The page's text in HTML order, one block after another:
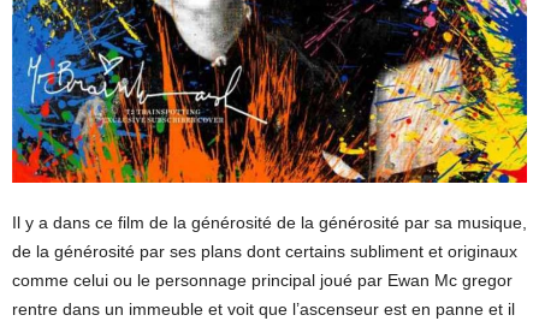
Il y a dans ce film de la générosité de la générosité par sa musique,
de la générosité par ses plans dont certains subliment et originaux
comme celui ou le personnage principal joué par Ewan Mc gregor
rentre dans un immeuble et voit que l’ascenseur est en panne et il